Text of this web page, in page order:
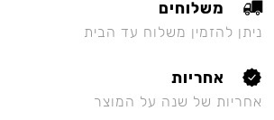
משלוחים
ניתן להזמין משלוח עד הבית
אחריות
אחריות של שנה על המוצר